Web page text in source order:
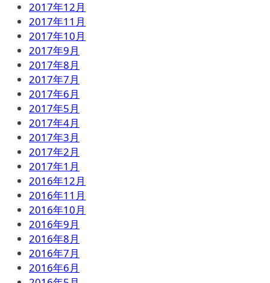
2017年12月
2017年11月
2017年10月
2017年9月
2017年8月
2017年7月
2017年6月
2017年5月
2017年4月
2017年3月
2017年2月
2017年1月
2016年12月
2016年11月
2016年10月
2016年9月
2016年8月
2016年7月
2016年6月